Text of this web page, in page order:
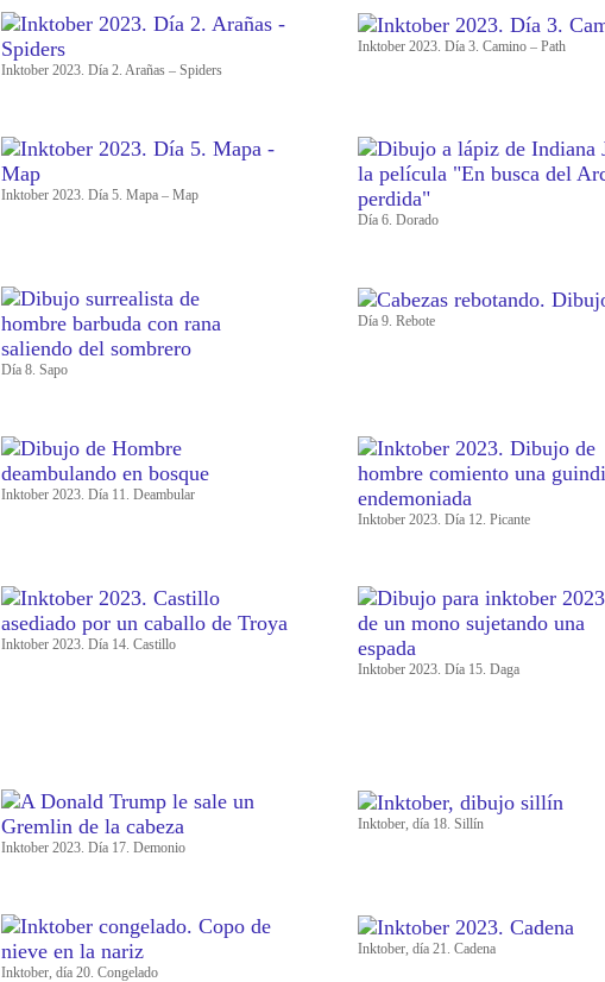
Inktober 2023. Día 2. Arañas – Spiders
Inktober 2023. Día 3. Camino – Path
Inktober 2023. Día 5. Mapa – Map
Día 6. Dorado
Día 8. Sapo
Día 9. Rebote
Inktober 2023. Día 11. Deambular
Inktober 2023. Día 12. Picante
Inktober 2023. Día 14. Castillo
Inktober 2023. Día 15. Daga
Inktober 2023. Día 17. Demonio
Inktober, día 18. Sillín
Inktober, día 20. Congelado
Inktober, día 21. Cadena